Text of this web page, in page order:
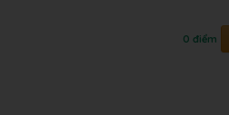
0 điểm